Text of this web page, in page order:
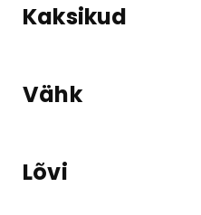
Kaksikud
Vähk
Lõvi